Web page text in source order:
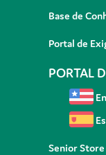
Base de
Portal de
PORTAL
Senior Store